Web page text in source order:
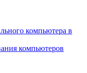
компьютера в
компьютеров